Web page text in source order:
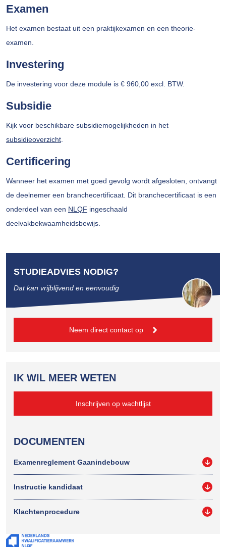
Examen
Het examen bestaat uit een praktijkexamen en een theorie-
examen.
Investering
De investering voor deze module is € 960,00 excl. BTW.
Subsidie
Kijk voor beschikbare subsidiemogelijkheden in het
subsidieoverzicht
Certificering
Wanneer het examen met goed gevolg wordt afgesloten, ontvangt
de deelnemer een branchecertificaat. Dit branchecertificaat is een
onderdeel van een NLQF ingeschaald
deelvakbekwaamheidsbewijs.
STUDIEADVIES NODIG?
Dat kan vrijblijvend en eenvoudig
Neem direct contact op
IK WIL MEER WETEN
Inschrijven op wachtlijst
DOCUMENTEN
Examenreglement Gaanindebouw
Instructie kandidaat
Klachtenprocedure